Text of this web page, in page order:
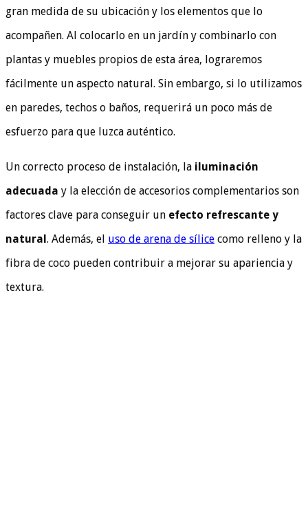
gran medida de su ubicación y los elementos que lo
acompañen. Al colocarlo en un jardín y combinarlo con
plantas y muebles propios de esta área, lograremos
fácilmente un aspecto natural. Sin embargo, si lo utilizamos
en paredes, techos o baños, requerirá un poco más de
esfuerzo para que luzca auténtico.
Un correcto proceso de instalación, la iluminación
adecuada y la elección de accesorios complementarios son
factores clave para conseguir un efecto refrescante y
natural . Además, el uso de arena de sílice como relleno y la
fibra de coco pueden contribuir a mejorar su apariencia y
textura.